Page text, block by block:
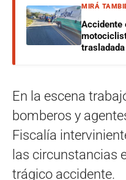
MIRÁ
Accidente
En la escena
bomberos y
Fiscalía
las circunstancias
trágico accidente.